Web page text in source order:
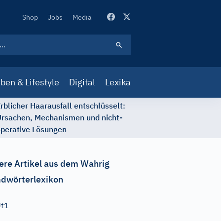
Secondary
Shop Jobs Media
& Lifestyle Digital Lexika
Haarausfall entschlüsselt:
Mechanismen und nicht-
Lösungen
Artikel aus dem Wahrig